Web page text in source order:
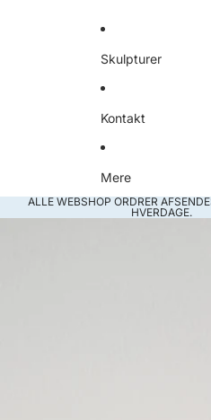
Skulpturer
Kontakt
Mere
ALLE WEBSHOP ORDRER
HVERDAGE.
Gå til produktoplysninger